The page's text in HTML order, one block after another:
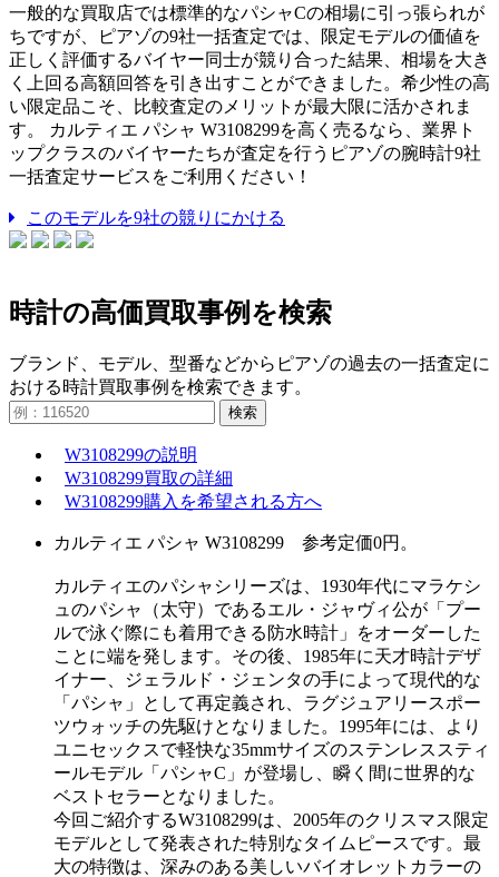
一般的な買取店では標準的なパシャCの相場に引っ張られが
ちですが、ピアゾの9社一括査定では、限定モデルの価値を
正しく評価するバイヤー同士が競り合った結果、相場を大き
く上回る高額回答を引き出すことができました。希少性の高
い限定品こそ、比較査定のメリットが最大限に活かされま
す。 カルティエ パシャ W3108299を高く売るなら、業界ト
ップクラスのバイヤーたちが査定を行うピアゾの腕時計9社
一括査定サービスをご利用ください！
このモデルを9社の競りにかける
時計の高価買取事例を検索
ブランド、モデル、型番などからピアゾの過去の一括査定に
おける時計買取事例を検索できます。
検索
W3108299の説明
W3108299買取の詳細
W3108299購入を希望される方へ
カルティエ パシャ W3108299 参考定価0円。
カルティエのパシャシリーズは、1930年代にマラケシ
ュのパシャ（太守）であるエル・ジャヴィ公が「プー
ルで泳ぐ際にも着用できる防水時計」をオーダーした
ことに端を発します。その後、1985年に天才時計デザ
イナー、ジェラルド・ジェンタの手によって現代的な
「パシャ」として再定義され、ラグジュアリースポー
ツウォッチの先駆けとなりました。1995年には、より
ユニセックスで軽快な35mmサイズのステンレススティ
ールモデル「パシャC」が登場し、瞬く間に世界的な
ベストセラーとなりました。
今回ご紹介するW3108299は、2005年のクリスマス限定
モデルとして発表された特別なタイムピースです。最
大の特徴は、深みのある美しいバイオレットカラーの